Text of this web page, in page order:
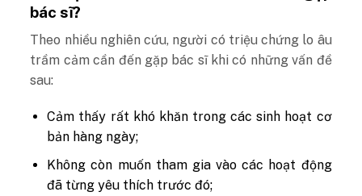
bác sĩ?
Theo nhiều nghiên cứu, người có triệu chứng lo âu
trầm cảm cần đến gặp bác sĩ khi có những vấn đề
sau:
Cảm thấy rất khó khăn trong các sinh hoạt cơ
bản hàng ngày;
Không còn muốn tham gia vào các hoạt động
đã từng yêu thích trước đó;